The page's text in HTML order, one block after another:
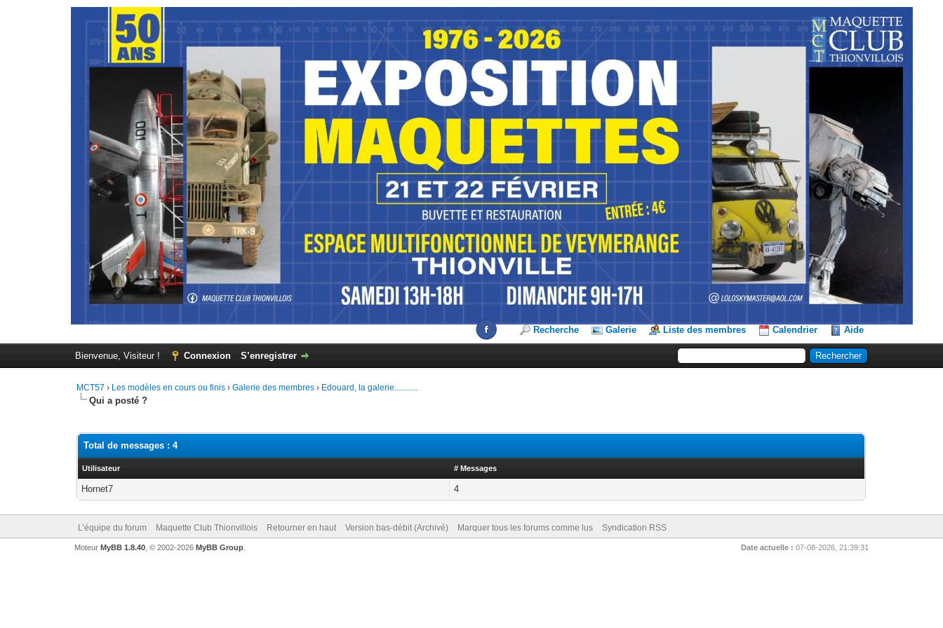
Recherche Galerie Liste des membres Calendrier Aide
Bienvenue, Visiteur ! Connexion S’enregistrer
MCT57 › Les modèles en cours ou finis ›Galerie des membres › Edouard, la galerie...........
Qui a posté ?
Total de messages : 4
Utilisateur # Messages
Hornet7 4
L’équipe du forum Maquette Club Thionvillois Retourner en haut Version bas-débit (Archivé) Marquer tous les forums comme lus Syndication RSS
Date actuelle : 07-08-2026, 21:39:31
Moteur MyBB 1.8.40, © 2002-2026 MyBB Group.